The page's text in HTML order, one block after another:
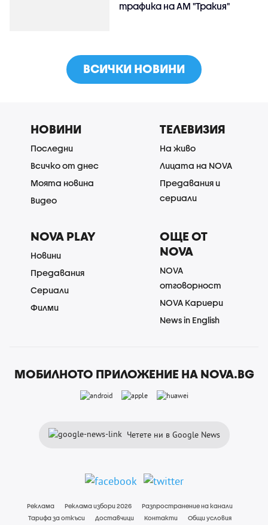
трафика на АМ "Тракия"
ВСИЧКИ НОВИНИ
НОВИНИ
Последни
Всичко от днес
Моята новина
Видео
ТЕЛЕВИЗИЯ
На живо
Лицата на NOVA
Предавания и
сериали
NOVA PLAY
Новини
Предавания
Сериали
Филми
ОЩЕ ОТ
NOVA
NOVA
отговорност
NOVA Кариери
News in English
МОБИЛНОТО ПРИЛОЖЕНИЕ НА NOVA.BG
Четете ни в Google News
Реклама Реклама избори 2026
Разпространение на канали
Тарифа за откъси
Доставчици Контакти Общи условия